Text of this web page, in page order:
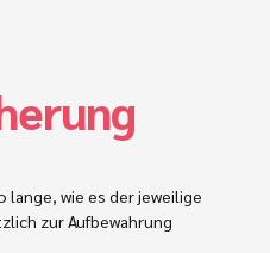
lange, wie es der jeweilige
zur Aufbewahrung